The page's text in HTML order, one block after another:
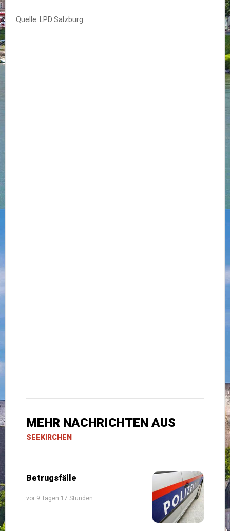
Quelle: LPD Salzburg
MEHR NACHRICHTEN AUS
SEEKIRCHEN
Betrugsfälle
vor 9 Tagen 17 Stunden